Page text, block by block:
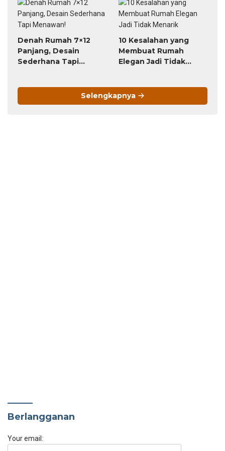
Denah Rumah 7×12
Panjang, Desain
Sederhana Tapi
10 Kesalahan yang
Membuat Rumah
Elegan Jadi Tidak
Selengkapnya
Berlangganan
Your email: